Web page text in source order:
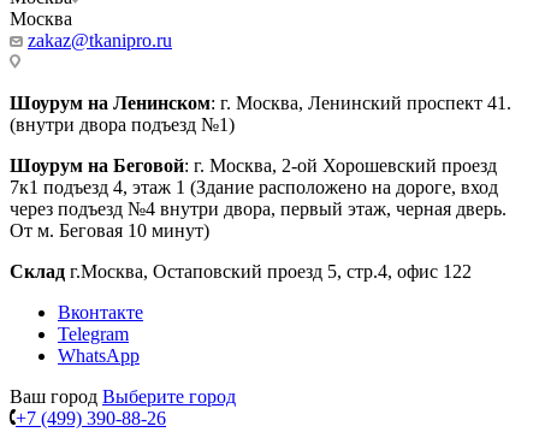
Москва
zakaz@tkanipro.ru
Шоурум на Ленинском: г. Москва, Ленинский проспект 41.
(внутри двора подъезд №1)
Шоурум на Беговой: г. Москва, 2-ой Хорошевский проезд
7к1 подъезд 4, этаж 1 (Здание расположено на дороге, вход
через подъезд №4 внутри двора, первый этаж, черная дверь.
От м. Беговая 10 минут)
Склад г.Москва, Остаповский проезд 5, стр.4, офис 122
Вконтакте
Telegram
WhatsApp
Ваш город Выберите город
+7 (499) 390-88-26